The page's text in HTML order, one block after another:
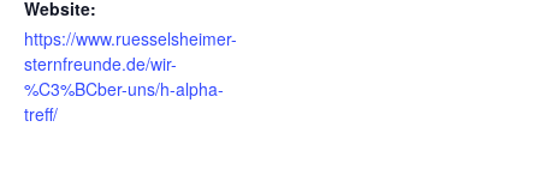
Website:
https://www.ruesselsheimer-
sternfreunde.de/wir-
%C3%BCber-uns/h-alpha-
treff/